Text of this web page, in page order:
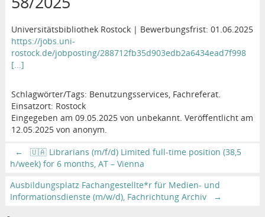
Universitätsbibliothek Rostock | Bewerbungsfrist: 01.06.2025
https://jobs.uni-
rostock.de/jobposting/288712fb35d903edb2a6434ead7f998
[...]
Schlagwörter/Tags: Benutzungsservices, Fachreferat.
Einsatzort: Rostock
Eingegeben am 09.05.2025 von unbekannt. Veröffentlicht am
12.05.2025 von anonym.
←
🇺🇦 Librarians (m/f/d) Limited full-time position (38,5
h/week) for 6 months, AT – Vienna
Ausbildungsplatz Fachangestellte*r für Medien- und
Informationsdienste (m/w/d), Fachrichtung Archiv
→